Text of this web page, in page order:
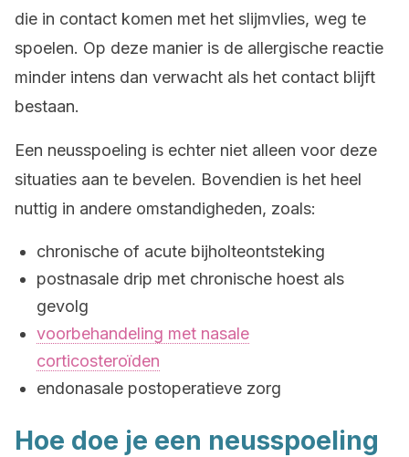
die in contact komen met het slijmvlies, weg te
spoelen. Op deze manier is de allergische reactie
minder intens dan verwacht als het contact blijft
bestaan.
Een neusspoeling is echter niet alleen voor deze
situaties aan te bevelen. Bovendien is het heel
nuttig in andere omstandigheden, zoals:
chronische of acute bijholteontsteking
postnasale drip met chronische hoest als
gevolg
voorbehandeling met nasale
corticosteroïden
endonasale postoperatieve zorg
Hoe doe je een neusspoeling